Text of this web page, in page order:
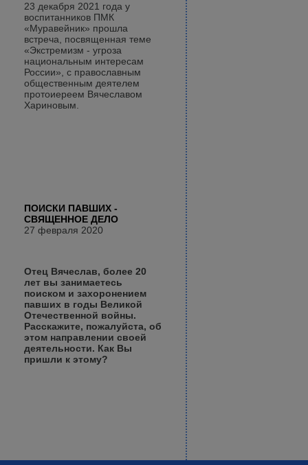
23 декабря 2021 года у
воспитанников ПМК
«Муравейник» прошла
встреча, посвященная теме
«Экстремизм - угроза
национальным интересам
России», с православным
общественным деятелем
протоиереем Вячеславом
Хариновым.
ПОИСКИ ПАВШИХ -
СВЯЩЕННОЕ ДЕЛО
27 февраля 2020
Отец Вячеслав, более 20
лет вы занимаетесь
поиском и захоронением
павших в годы Великой
Отечественной войны.
Расскажите, пожалуйста, об
этом направлении своей
деятельности. Как Вы
пришли к этому?